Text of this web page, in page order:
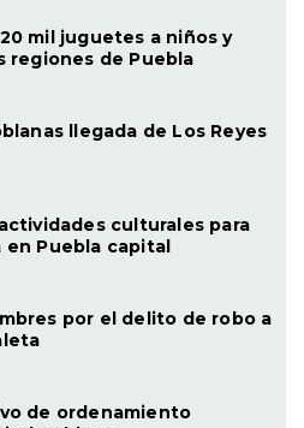
mil juguetes a niños y
regiones de Puebla
llegada de Los Reyes
culturales para
Puebla capital
por el delito de robo a
de ordenamiento